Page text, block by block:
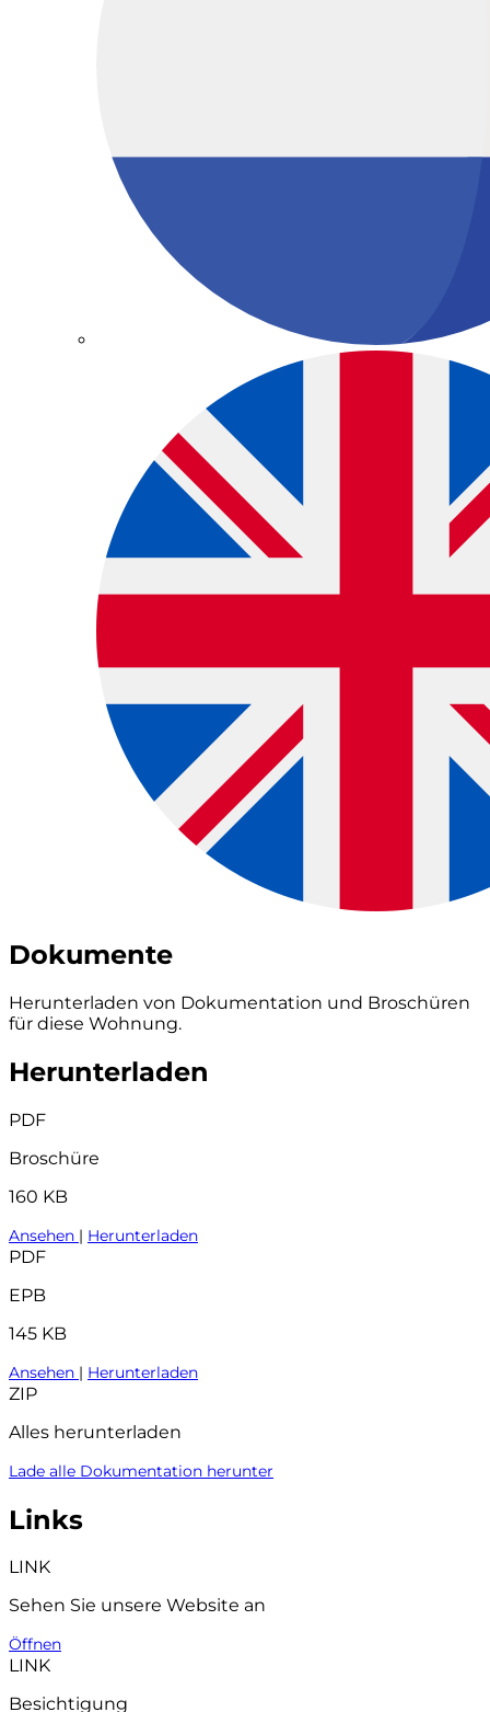
Dokumente
Herunterladen von Dokumentation und Broschüren
für diese Wohnung.
Herunterladen
PDF
Broschüre
160 KB
Ansehen | Herunterladen
PDF
EPB
145 KB
Ansehen | Herunterladen
ZIP
Alles herunterladen
Lade alle Dokumentation herunter
Links
LINK
Sehen Sie unsere Website an
Öffnen
LINK
Besichtigung